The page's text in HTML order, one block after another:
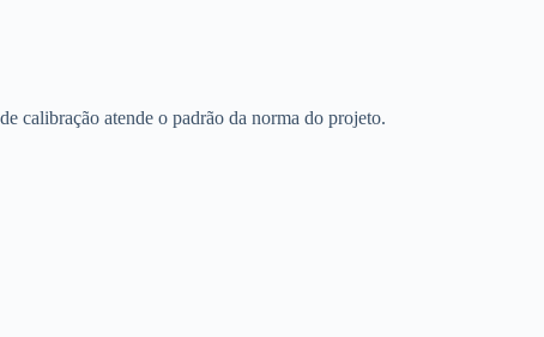
calibração atende o padrão da norma do projeto.